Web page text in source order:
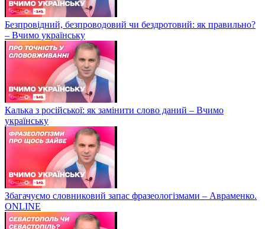
Безпровідний, безпроводовий чи бездротовий: як правильно?
– Вчимо українську
Калька з російської: як замінити слово даний – Вчимо
українську
Збагачуємо словниковий запас фразеологізмами – Авраменко.
ONLINE